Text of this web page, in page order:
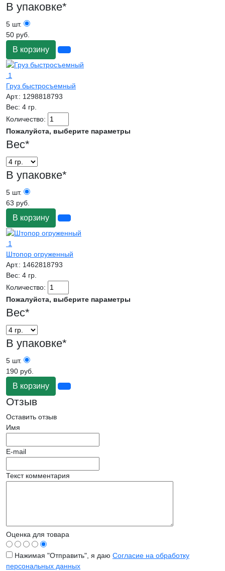
В упаковке*
5 шт.
50 руб.
В корзину
1
Груз быстросъемный
Арт.: 1298818793
Вес: 4 гр.
Количество:
Пожалуйста, выберите параметры
Вес*
В упаковке*
5 шт.
63 руб.
В корзину
1
Штопор огруженный
Арт.: 1462818793
Вес: 4 гр.
Количество:
Пожалуйста, выберите параметры
Вес*
В упаковке*
5 шт.
190 руб.
В корзину
Отзыв
Оставить отзыв
Имя
E-mail
Текст комментария
Оценка для товара
Нажимая "Отправить", я даю Согласие на обработку
персональных данных